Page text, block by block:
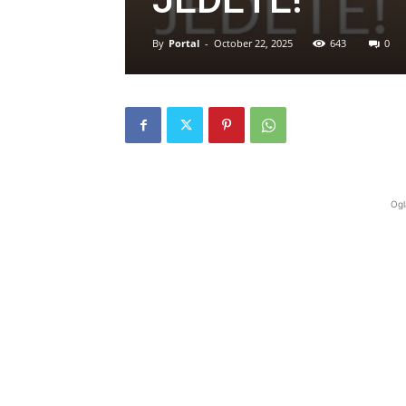
By Portal - October 22, 2025 643 0